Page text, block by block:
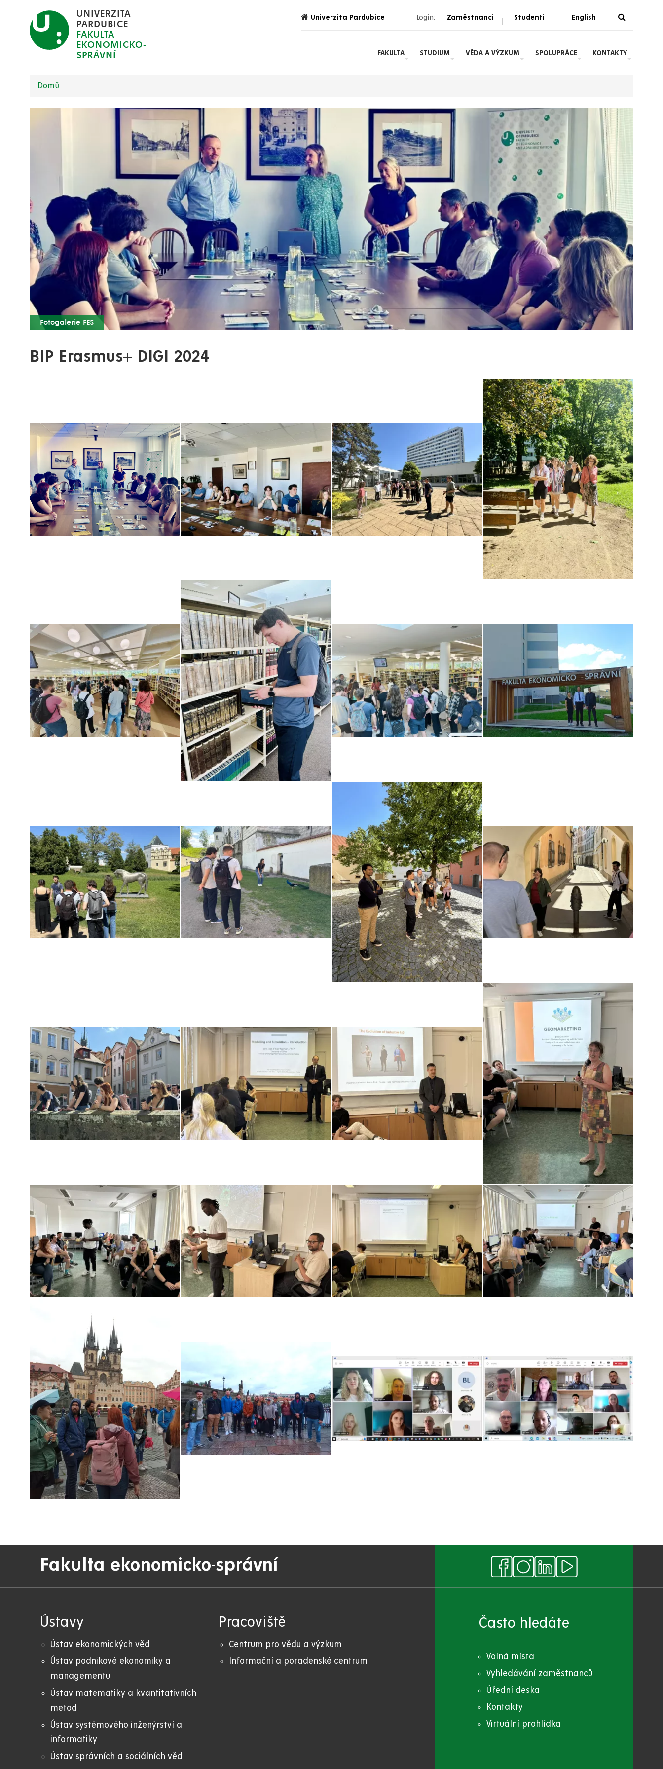
hlavnímu
UNIVERZITA
PARDUBICE
FAKULTA
EKONOMICKO-
SPRÁVNÍ
Univerzita Pardubice Login: Zaměstnanci | Studenti English
FAKULTA STUDIUM VĚDA A VÝZKUM SPOLUPRÁCE KONTAKTY
Domů
Fotogalerie FES
BIP Erasmus+ DIGI 2024
Fakulta ekonomicko-správní
Ústavy
Ústav ekonomických věd
Ústav podnikové ekonomiky a
managementu
Ústav matematiky a kvantitativních
metod
Ústav systémového inženýrství a
informatiky
Ústav správních a sociálních věd
Pracoviště
Centrum pro vědu a výzkum
Informační a poradenské centrum
Často hledáte
Volná místa
Vyhledávání zaměstnanců
Úřední deska
Kontakty
Virtuální prohlídka